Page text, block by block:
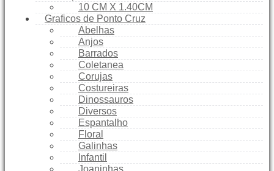
10 CM X 1.40CM
Graficos de Ponto Cruz
Abelhas
Anjos
Barrados
Coletanea
Corujas
Costureiras
Dinossauros
Diversos
Espantalho
Floral
Galinhas
Infantil